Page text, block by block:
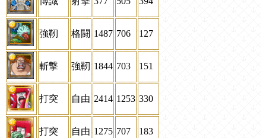
強靭 格闘 1487 706 127
斬撃 強靭 1844 703 151
打突 自由 2414 1253 330
打突 自由 1275 707 183